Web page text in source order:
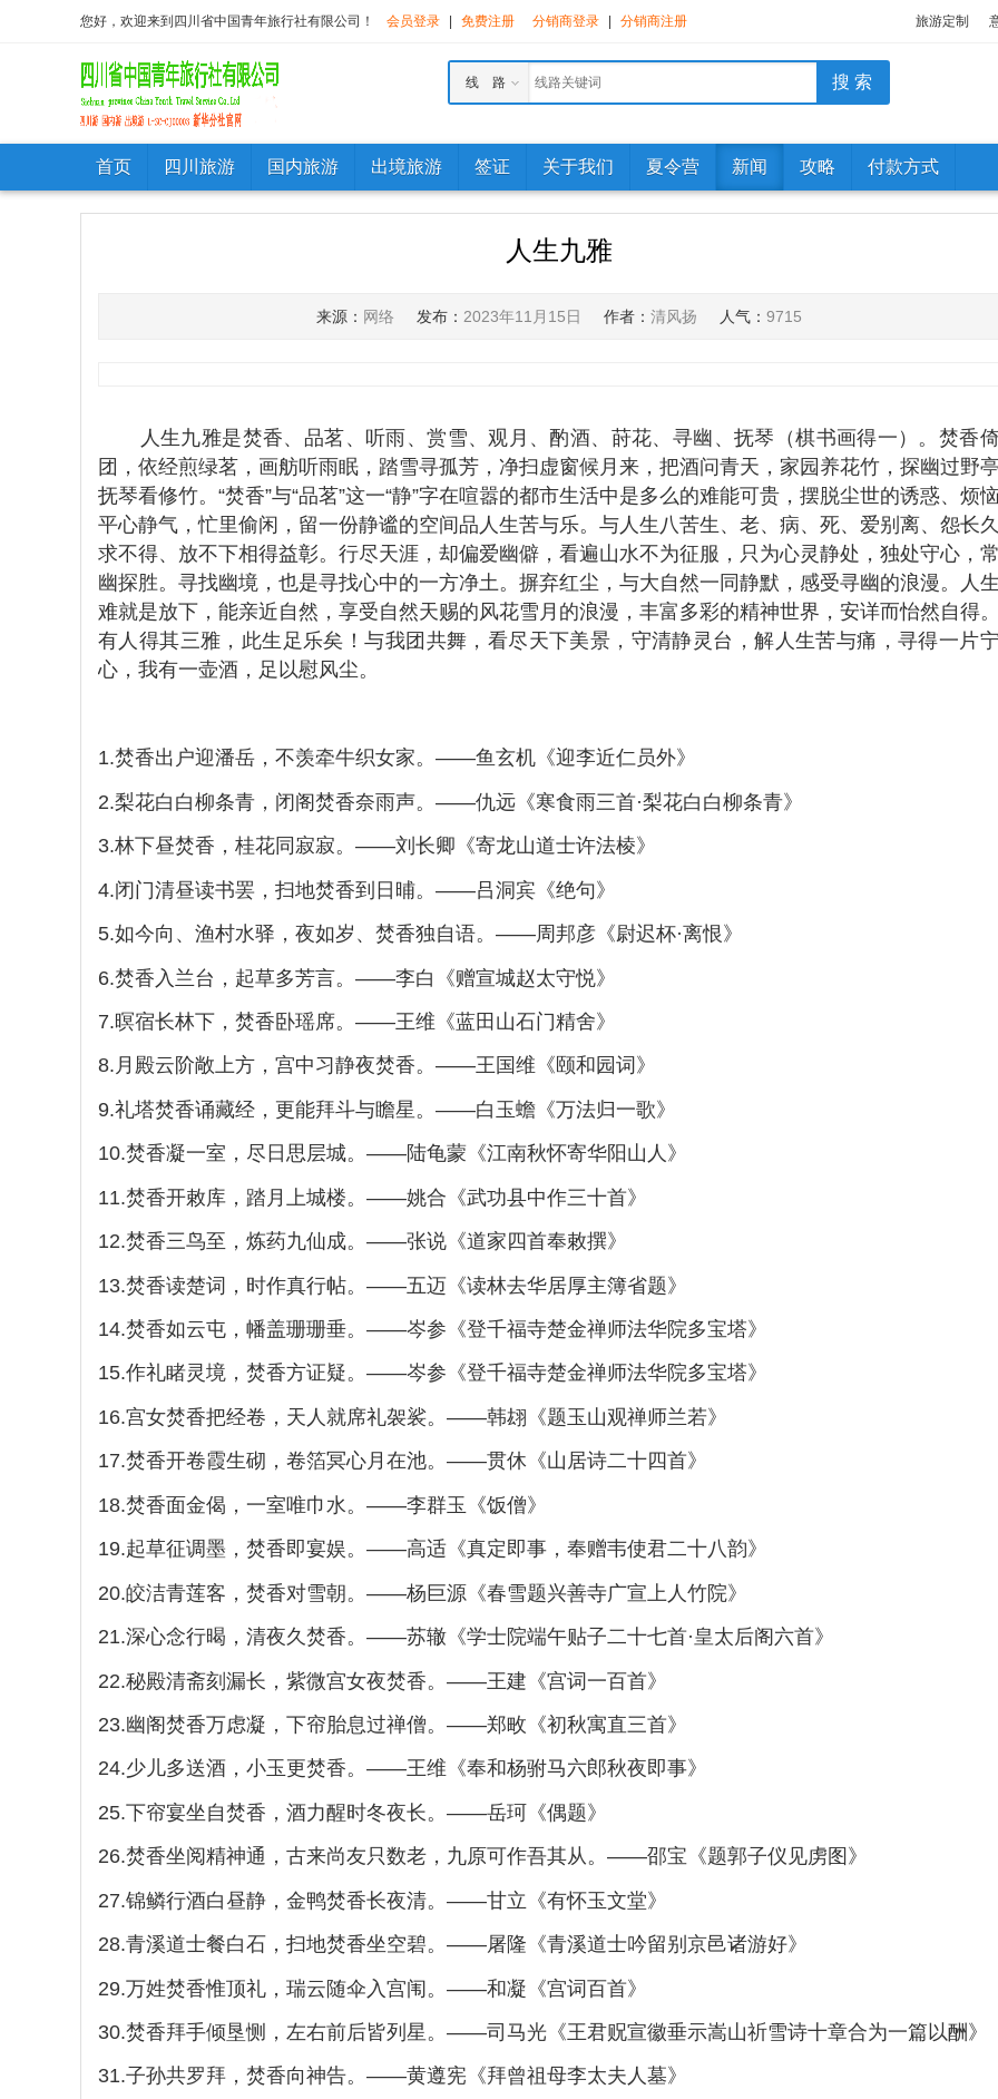
您好，欢迎来到四川省中国青年旅行社有限公司！ 会员登录 免费注册 分销商登录 分销商注册 旅游定制
线 路
首页 四川旅游 国内旅游 出境旅游 签证 关于我们 夏令营 新闻 攻略 付款方式
人生九雅
来源： 网络 发布： 2023年11月15日 作者： 清风扬 人气： 9715
人生九雅是焚香、品茗、听雨、赏雪、观月、酌酒、莳花、寻幽、抚琴（棋书画得一）。焚香
团，依经煎绿茗，画舫听雨眠，踏雪寻孤芳，净扫虚窗候月来，把酒问青天，家园养花竹，探幽过野
抚琴看修竹。“焚香”与“品茗”这一“静”字在喧嚣的都市生活中是多么的难能可贵，摆脱尘世的诱惑、烦
平心静气，忙里偷闲，留一份静谧的空间品人生苦与乐。与人生八苦生、老、病、死、爱别离、怨长
求不得、放不下相得益彰。行尽天涯，却偏爱幽僻，看遍山水不为征服，只为心灵静处，独处守心，
幽探胜。寻找幽境，也是寻找心中的一方净土。摒弃红尘，与大自然一同静默，感受寻幽的浪漫。人
难就是放下，能亲近自然，享受自然天赐的风花雪月的浪漫，丰富多彩的精神世界，安详而怡然自得
有人得其三雅，此生足乐矣！与我团共舞，看尽天下美景，守清静灵台，解人生苦与痛，寻得一片
心，我有一壶酒，足以慰风尘。
1.焚香出户迎潘岳，不羡牵牛织女家。——鱼玄机《迎李近仁员外》
2.梨花白白柳条青，闭阁焚香奈雨声。——仇远《寒食雨三首·梨花白白柳条青》
3.林下昼焚香，桂花同寂寂。——刘长卿《寄龙山道士许法棱》
4.闭门清昼读书罢，扫地焚香到日晡。——吕洞宾《绝句》
5.如今向、渔村水驿，夜如岁、焚香独自语。——周邦彦《尉迟杯·离恨》
6.焚香入兰台，起草多芳言。——李白《赠宣城赵太守悦》
7.暝宿长林下，焚香卧瑶席。——王维《蓝田山石门精舍》
8.月殿云阶敞上方，宫中习静夜焚香。——王国维《颐和园词》
9.礼塔焚香诵藏经，更能拜斗与瞻星。——白玉蟾《万法归一歌》
10.焚香凝一室，尽日思层城。——陆龟蒙《江南秋怀寄华阳山人》
11.焚香开敕库，踏月上城楼。——姚合《武功县中作三十首》
12.焚香三鸟至，炼药九仙成。——张说《道家四首奉敕撰》
13.焚香读楚词，时作真行帖。——五迈《读林去华居厚主簿省题》
14.焚香如云屯，幡盖珊珊垂。——岑参《登千福寺楚金禅师法华院多宝塔》
15.作礼睹灵境，焚香方证疑。——岑参《登千福寺楚金禅师法华院多宝塔》
16.宫女焚香把经卷，天人就席礼袈裟。——韩翃《题玉山观禅师兰若》
17.焚香开卷霞生砌，卷箔冥心月在池。——贯休《山居诗二十四首》
18.焚香面金偈，一室唯巾水。——李群玉《饭僧》
19.起草征调墨，焚香即宴娱。——高适《真定即事，奉赠韦使君二十八韵》
20.皎洁青莲客，焚香对雪朝。——杨巨源《春雪题兴善寺广宣上人竹院》
21.深心念行暍，清夜久焚香。——苏辙《学士院端午贴子二十七首·皇太后阁六首》
22.秘殿清斋刻漏长，紫微宫女夜焚香。——王建《宫词一百首》
23.幽阁焚香万虑凝，下帘胎息过禅僧。——郑畋《初秋寓直三首》
24.少儿多送酒，小玉更焚香。——王维《奉和杨驸马六郎秋夜即事》
25.下帘宴坐自焚香，酒力醒时冬夜长。——岳珂《偶题》
26.焚香坐阅精神通，古来尚友只数老，九原可作吾其从。——邵宝《题郭子仪见虏图》
27.锦鳞行酒白昼静，金鸭焚香长夜清。——甘立《有怀玉文堂》
28.青溪道士餐白石，扫地焚香坐空碧。——屠隆《青溪道士吟留别京邑诸游好》
29.万姓焚香惟顶礼，瑞云随伞入宫闱。——和凝《宫词百首》
30.焚香拜手倾垦恻，左右前后皆列星。——司马光《王君贶宣徽垂示嵩山祈雪诗十章合为一篇以酬》
31.子孙共罗拜，焚香向神告。——黄遵宪《拜曾祖母李太夫人墓》